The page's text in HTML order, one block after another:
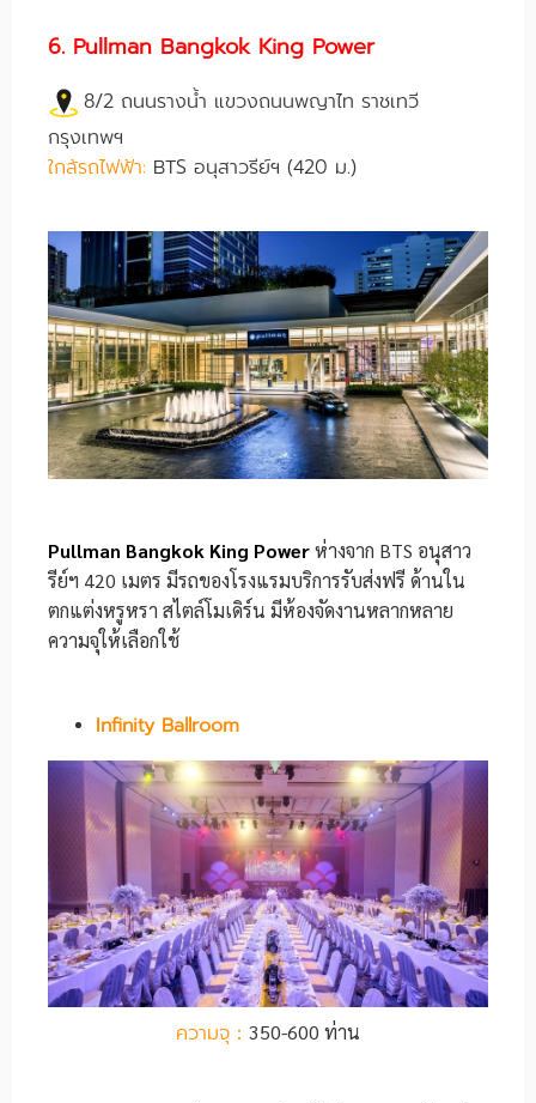
6. Pullman Bangkok King Power
8/2 ถนนรางน้ำ แขวงถนนพญาไท ราชเทวี
กรุงเทพฯ
ใกล้รถไฟฟ้า: BTS อนุสาวรีย์ฯ (420 ม.)
Pullman Bangkok King Powerห่างจาก BTS อนุสาว
รีย์ฯ 420 เมตร มีรถของโรงแรมบริการรับส่งฟรี ด้านใน
ตกแต่งหรูหรา สไตล์โมเดิร์น มีห้องจัดงานหลากหลาย
ความจุให้เลือกใช้
Infinity Ballroom
ความจุ： 350-600 ท่าน